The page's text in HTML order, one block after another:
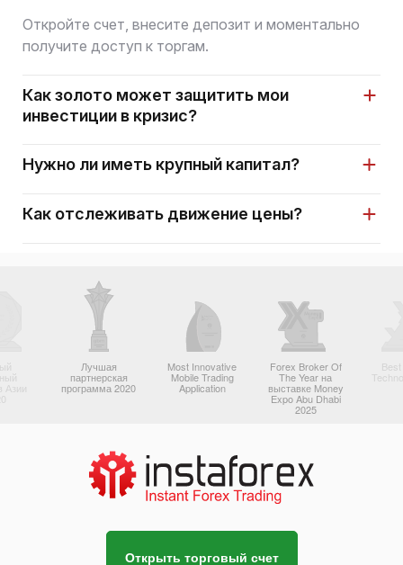
Откройте счет, внесите депозит и моментально
получите доступ к торгам.
Как золото может защитить мои
инвестиции в кризис?
Нужно ли иметь крупный капитал?
Как отслеживать движение цены?
Азии
Лучшая
партнерская
программа 2020
Most Innovative
Mobile Trading
Application
Forex Broker Of
The Year на
выставке Money
Expo Abu Dhabi
2025
Открыть торговый счет